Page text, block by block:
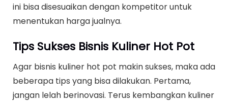
ini bisa disesuaikan dengan kompetitor untuk
menentukan harga jualnya.
Tips Sukses Bisnis Kuliner Hot Pot
Agar bisnis kuliner hot pot makin sukses, maka ada
beberapa tips yang bisa dilakukan. Pertama,
jangan lelah berinovasi. Terus kembangkan kuliner